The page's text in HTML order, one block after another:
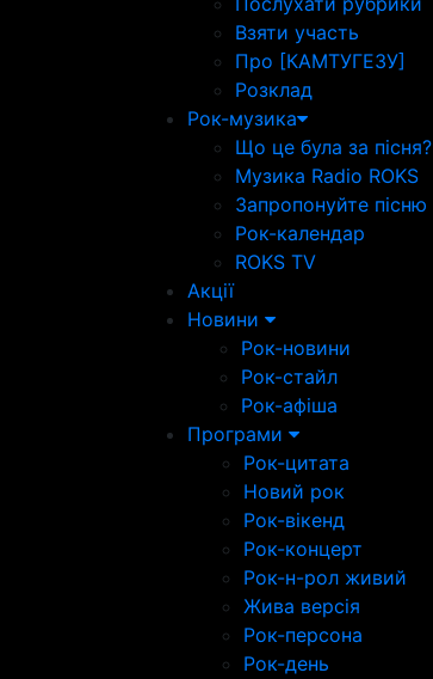
Взяти участь
Про [КАМТУГЕЗУ]
Розклад
Рок-музика
Що це була за пісня?
Музика Radio ROKS
Запропонуйте пісню
Рок-календар
ROKS TV
Акції
Новини
Рок-новини
Рок-стайл
Рок-афіша
Програми
Рок-цитата
Новий рок
Рок-вікенд
Рок-концерт
Рок-н-рол живий
Жива версія
Рок-персона
Рок-день